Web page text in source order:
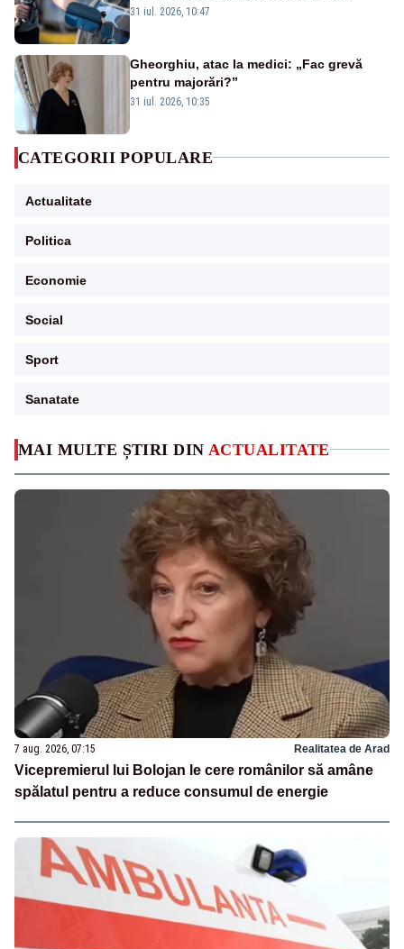
MAI MULTE ȘTIRI DIN ACTUALITATE
7 aug. 2026, 07:15 Realitatea de Arad
Vicepremierul lui Bolojan le cere românilor să amâne
spălatul pentru a reduce consumul de energie
benzina ieftină e taxată scump
31 iul. 2026, 10:47
Gheorghiu, atac la medici: „Fac grevă
pentru majorări?”
31 iul. 2026, 10:35
CATEGORII POPULARE
Actualitate
Politica
Economie
Social
Sport
Sanatate